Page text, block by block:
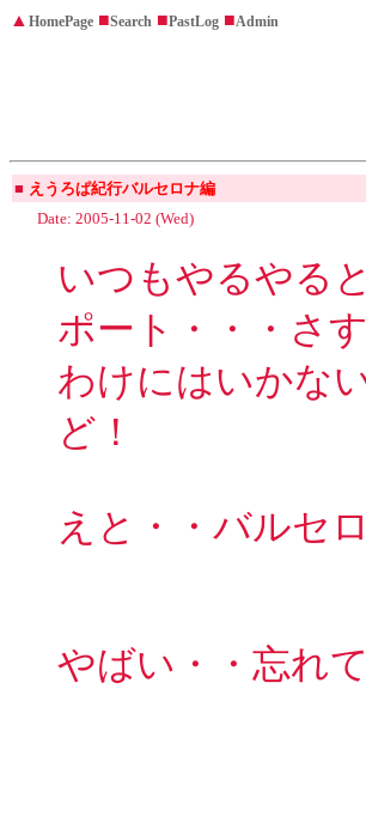
▲ HomePage ■Search ■PastLog ■Admin
■ えうろぱ紀行バルセロナ編
Date: 2005-11-02 (Wed)
いつもやるやる
ポート・・・さ
わけにはいかな
ど！
えと・・バルセ
やばい・・忘れ